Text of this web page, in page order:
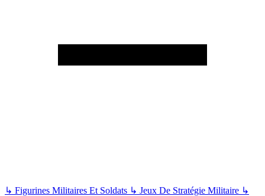
↳ Figurines Militaires Et Soldats ↳ Jeux De Stratégie Militaire ↳